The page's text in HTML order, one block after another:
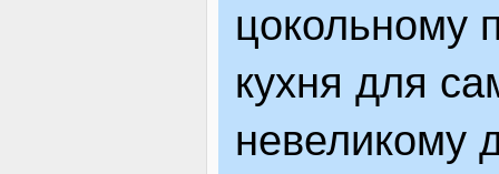
цокольному
кухня для
невеликому